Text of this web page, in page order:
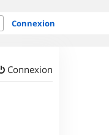
Connexion
Connexion